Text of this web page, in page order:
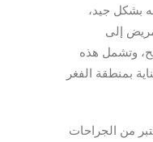
بشكل جيد،
إلى
وتشمل هذه
بمنطقة الفغر
من الجراحات